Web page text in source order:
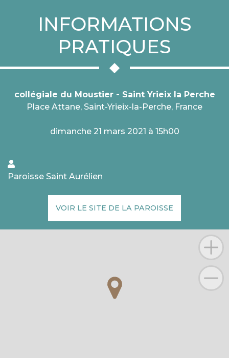
INFORMATIONS
PRATIQUES
collégiale du Moustier - Saint Yrieix la Perche
Place Attane, Saint-Yrieix-la-Perche, France
dimanche 21 mars 2021 à 15h00
Paroisse Saint Aurélien
VOIR LE SITE DE LA PAROISSE